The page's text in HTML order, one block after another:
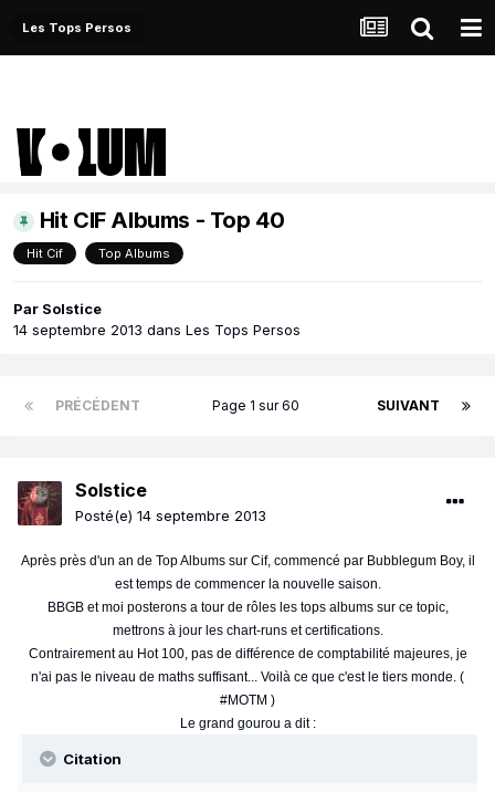
Les Tops Persos
Hit CIF Albums - Top 40
Hit Cif Top Albums
Par Solstice
14 septembre 2013 dans Les Tops Persos
PRÉCÉDENT SUIVANT
Page 1 sur 60
Solstice
Posté(e) 14 septembre 2013
Après près d'un an de Top Albums sur Cif, commencé par Bubblegum Boy, il
est temps de commencer la nouvelle saison.
BBGB et moi posterons a tour de rôles les tops albums sur ce topic,
mettrons à jour les chart-runs et certifications.
Contrairement au Hot 100, pas de différence de comptabilité majeures, je
n'ai pas le niveau de maths suffisant... Voilà ce que c'est le tiers monde. (
#MOTM )
Le grand gourou a dit :
Citation